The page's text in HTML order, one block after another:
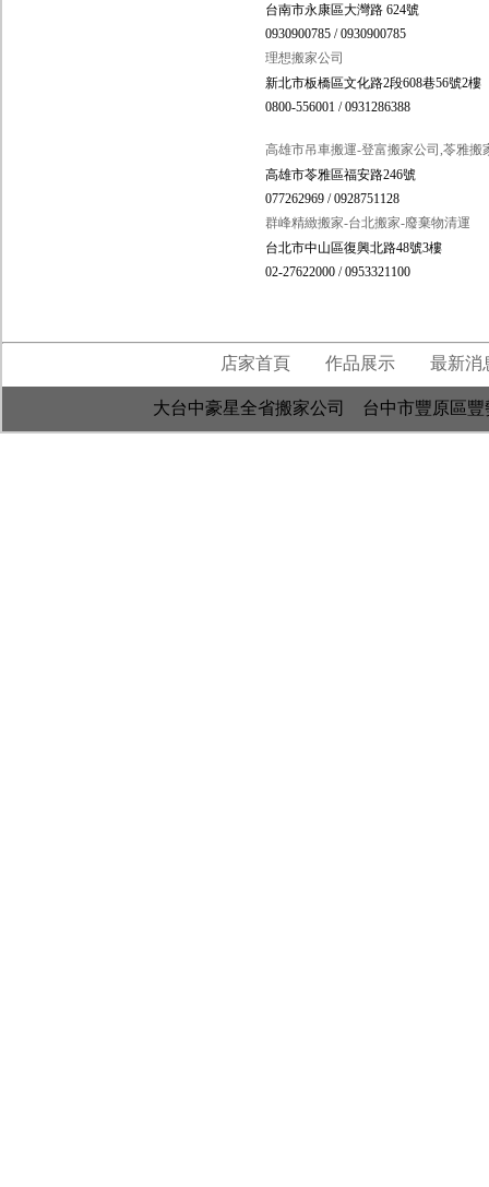
台南市永康區大灣路 624號
0930900785 / 0930900785
理想搬家公司
新北市板橋區文化路2段608巷56號2樓
0800-556001 / 0931286388
高雄市吊車搬運-登富搬家公司,苓雅搬
高雄市苓雅區福安路246號
077262969 / 0928751128
群峰精緻搬家-台北搬家-廢棄物清運
台北市中山區復興北路48號3樓
02-27622000 / 0953321100
店家首頁 作品展示 最新消
大台中豪星全省搬家公司 台中市豐原區豐